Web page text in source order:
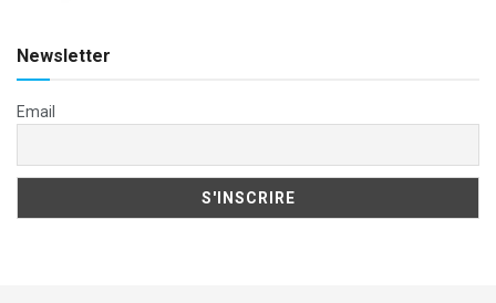
Newsletter
Email